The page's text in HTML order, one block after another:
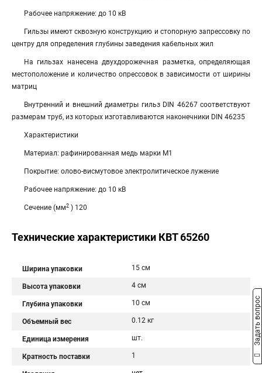
Рабочее напряжение: до 10 кВ
Гильзы имеют сквозную конструкцию и стопорную запрессовку по
центру для определения глубины заведения кабельных жил
На гильзах нанесена двухдорожечная разметка, определяющая
местоположение и количество опрессовок в зависимости от ширины
матриц
Внутренний и внешний диаметры гильз DIN 46267 соответствуют
размерам труб, из которых изготавливаются наконечники DIN 46235
Характеристики
Материал: рафинированная медь мар­ки М1
Покрытие: олово-висмутовое электролитическое лужение
Рабочее напряжение: до 10 кВ
Сечение (мм2 ) 120
Технические характеристики КВТ 65260
Ширина упаковки 15 см
Высота упаковки 4 см
Глубина упаковки 10 см
Объемный вес 0.12 кг
Единица измерения шт.
Кратность поставки 1
Задать вопрос